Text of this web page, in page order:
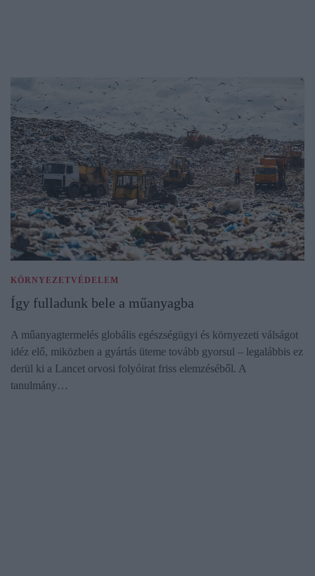
KÖRNYEZETVÉDELEM
Így fulladunk bele a műanyagba
A műanyagtermelés globális egészségügyi és környezeti válságot
idéz elő, miközben a gyártás üteme tovább gyorsul – legalábbis ez
derül ki a Lancet orvosi folyóirat friss elemzéséből. A
tanulmány…